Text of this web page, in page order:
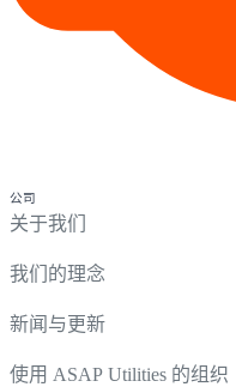
公司
关于我们
我们的理念
新闻与更新
使用 ASAP Utilities 的组织